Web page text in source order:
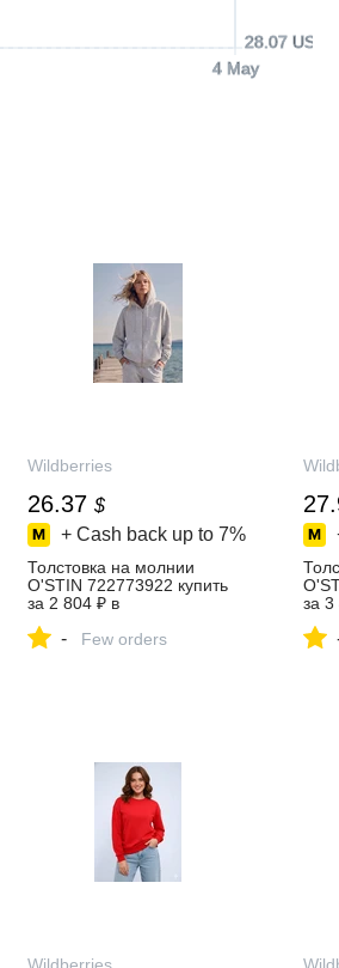
4 May
28.07 USD
Wildberries
26.37 $
+ Cash back up to 7%
Толстовка на молнии
O'STIN 722773922 купить
за 2 804 ₽ в
Wildberries
- Few orders
за 3